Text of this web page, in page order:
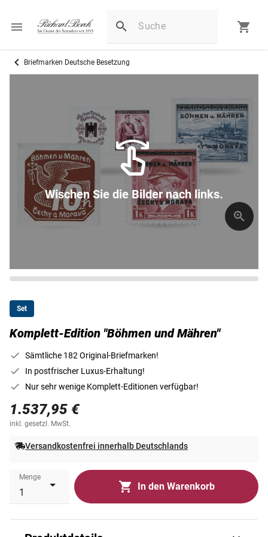
Briefmarken Deutsche Besetzung
Wischen Sie die Bilder nach links.
Set
Komplett-Edition "Böhmen und Mähren"
Sämtliche 182 Original-Briefmarken!
In postfrischer Luxus-Erhaltung!
Nur sehr wenige Komplett-Editionen verfügbar!
1.537,95 €
inkl. gesetzl. MwSt.
Versandkostenfrei innerhalb Deutschlands
Menge
In den Warenkorb